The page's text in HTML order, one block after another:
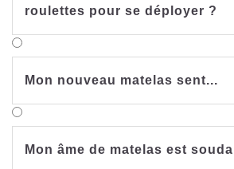
roulettes pour se déployer ?
Mon nouveau matelas sent...
Mon âme de matelas est